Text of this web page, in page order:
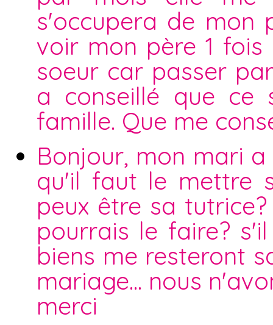
s'occupera de mon
voir mon père 1
soeur car passer
a conseillé que ce
famille. Que me
Bonjour, mon mari
qu'il faut le mettre
peux être sa
pourrais le faire?
biens me resteront
mariage... nous
merci